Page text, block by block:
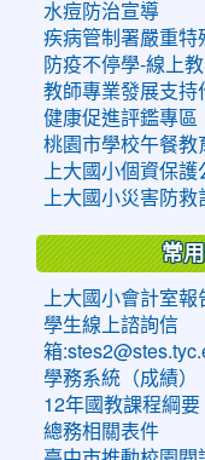
水痘防治宣導
疾病管制署嚴重特
防疫不停學-線上
教師專業發展支持
健康促進評鑑專區
桃園市學校午餐教
上大國小個資保護
上大國小災害防救
常
上大國小會計室報
學生線上諮詢信
箱
學務系統（成績）
12年國教課程綱要
總務相關表件